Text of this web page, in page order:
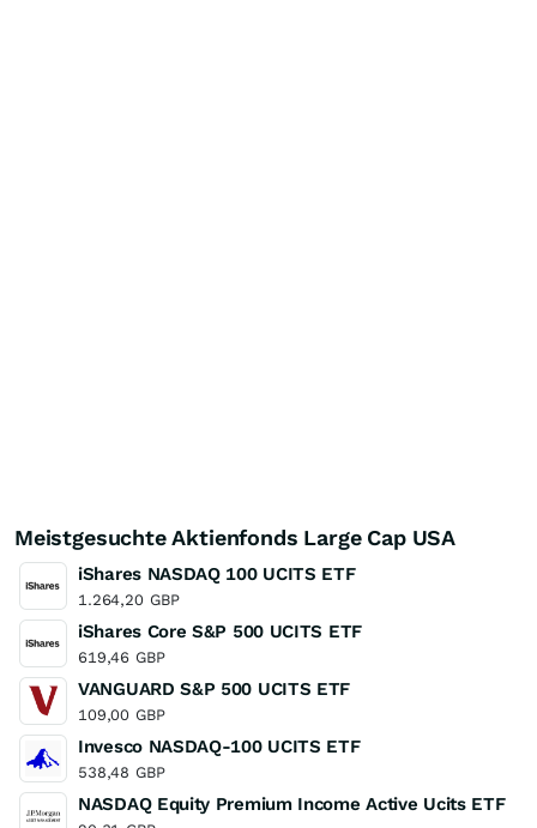
Meistgesuchte Aktienfonds Large Cap USA
iShares NASDAQ 100 UCITS ETF
1.264,20 GBP
iShares Core S&P 500 UCITS ETF
619,46 GBP
VANGUARD S&P 500 UCITS ETF
109,00 GBP
Invesco NASDAQ-100 UCITS ETF
538,48 GBP
NASDAQ Equity Premium Income Active Ucits ETF